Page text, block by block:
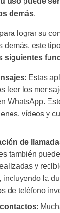
demás.
lograr su
demás, este
siguientes
: Estas
leer los
WhatsApp.
vídeos y
de
también
y
incluyendo la
de teléfono
: